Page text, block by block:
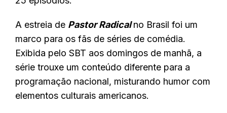
A estreia de Pastor Radical no Brasil foi um
marco para os fãs de séries de comédia.
Exibida pelo SBT aos domingos de manhã, a
série trouxe um conteúdo diferente para a
programação nacional, misturando humor com
elementos culturais americanos.